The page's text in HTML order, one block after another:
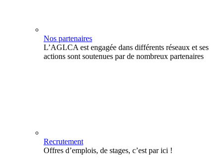
Nos partenaires
L’AGLCA est engagée dans différents réseaux et ses
actions sont soutenues par de nombreux partenaires
Recrutement
Offres d’emplois, de stages, c’est par ici !